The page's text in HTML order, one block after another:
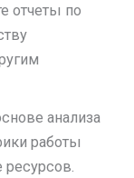
отчеты по
анализа
работы